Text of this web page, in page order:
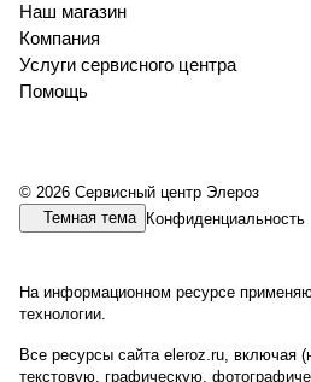
Наш магазин
Компания
Услуги сервисного центра
Помощь
© 2026 Сервисный центр Элероз
Темная тема Конфиденциальность
На информационном ресурсе
технологии.
Все ресурсы сайта eleroz.ru, включая
текстовую, графическую,